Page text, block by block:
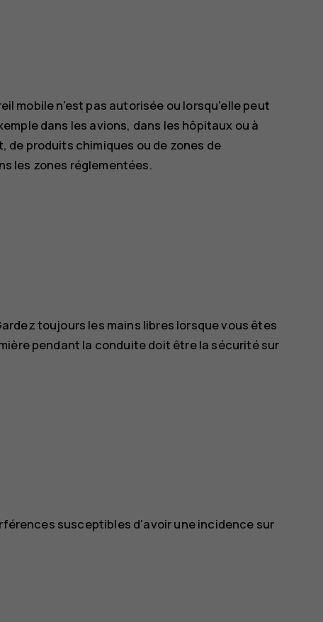
mobile n'est pas autorisée ou lorsqu'elle peut
dans les avions, dans les hôpitaux ou à
produits chimiques ou de zones de
les zones réglementées.
toujours les mains libres lorsque vous êtes
pendant la conduite doit être la sécurité sur
susceptibles d'avoir une incidence sur